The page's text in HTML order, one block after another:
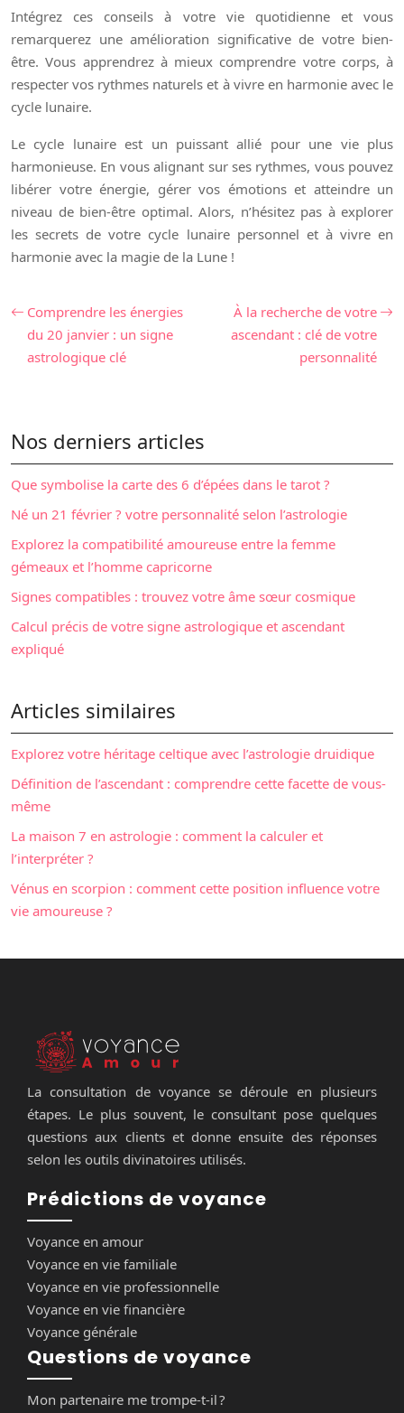
Intégrez ces conseils à votre vie quotidienne et vous
remarquerez une amélioration significative de votre bien-
être. Vous apprendrez à mieux comprendre votre corps, à
respecter vos rythmes naturels et à vivre en harmonie avec le
cycle lunaire.
Le cycle lunaire est un puissant allié pour une vie plus
harmonieuse. En vous alignant sur ses rythmes, vous pouvez
libérer votre énergie, gérer vos émotions et atteindre un
niveau de bien-être optimal. Alors, n’hésitez pas à explorer
les secrets de votre cycle lunaire personnel et à vivre en
harmonie avec la magie de la Lune !
Comprendre les énergies
du 20 janvier : un signe
astrologique clé
À la recherche de votre
ascendant : clé de votre
personnalité
Nos derniers articles
Que symbolise la carte des 6 d’épées dans le tarot ?
Né un 21 février ? votre personnalité selon l’astrologie
Explorez la compatibilité amoureuse entre la femme
gémeaux et l’homme capricorne
Signes compatibles : trouvez votre âme sœur cosmique
Calcul précis de votre signe astrologique et ascendant
expliqué
Articles similaires
Explorez votre héritage celtique avec l’astrologie druidique
Définition de l’ascendant : comprendre cette facette de vous-
même
La maison 7 en astrologie : comment la calculer et
l’interpréter ?
Vénus en scorpion : comment cette position influence votre
vie amoureuse ?
La consultation de voyance se déroule en plusieurs
étapes. Le plus souvent, le consultant pose quelques
questions aux clients et donne ensuite des réponses
selon les outils divinatoires utilisés.
Prédictions de voyance
Voyance en amour
Voyance en vie familiale
Voyance en vie professionnelle
Voyance en vie financière
Voyance générale
Questions de voyance
Mon partenaire me trompe-t-il ?